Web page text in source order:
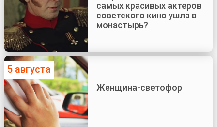
самых красивых актеров
советского кино ушла в
монастырь?
5 августа
Женщина-светофор